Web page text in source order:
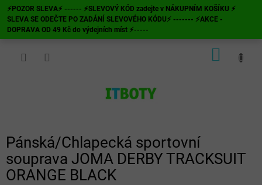
Přejít
na
obsah
⚡POZOR SLEVA⚡ ------ ⚡SLEVOVÝ KÓD zadejte v NÁKUPNÍM KOŠÍKU ⚡
SLEVA SE ODEČTE PO ZADÁNÍ SLEVOVÉHO KÓDU⚡ ------- ⚡AKCE -
DOPRAVA OD 49 Kč do výdejních míst ⚡-----
Pánská/Chlapecká sportovní
souprava JOMA DERBY TRACKSUIT
ORANGE BLACK